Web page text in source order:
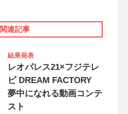
関連記事
結果発表
レオパレス21×フジテレ
ビ DREAM FACTORY
夢中になれる動画コンテ
スト